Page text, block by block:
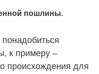
пошлины.
к примеру –
происхождения для